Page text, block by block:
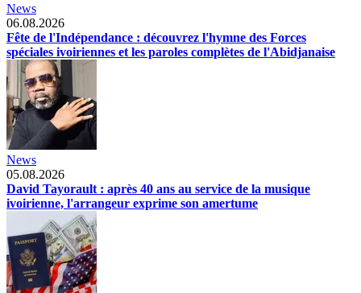
News
06.08.2026
Fête de l'Indépendance : découvrez l'hymne des Forces
spéciales ivoiriennes et les paroles complètes de l'Abidjanaise
News
05.08.2026
David Tayorault : après 40 ans au service de la musique
ivoirienne, l'arrangeur exprime son amertume